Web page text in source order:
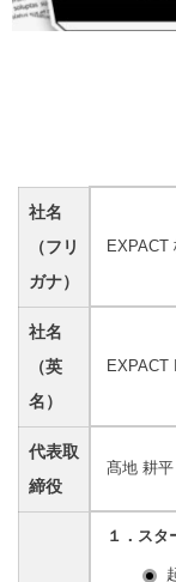
社名
（フリ
ガナ）
EXPACT
社名
（英
名）
EXPACT
代表取
締役
髙地 耕平
１．スタ